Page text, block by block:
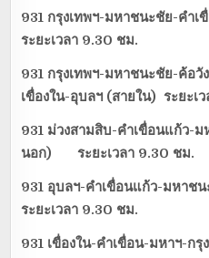
931 กรุงเทพฯ-มหาชนะชัย-คำ
ระยะเวลา 9.30 ชม.
931 กรุงเทพฯ-มหาชนะชัย-ค้อ
เขื่องใน-อุบลฯ (สายใน) ระยะเ
931 ม่วงสามสิบ-คำเขื่อนแก้ว-
นอก) ระยะเวลา 9.30 ชม.
931 อุบลฯ-คำเขื่อนแก้ว-มหาช
ระยะเวลา 9.30 ชม.
931 เขื่องใน-คำเขื่อน-มหาฯ-ก